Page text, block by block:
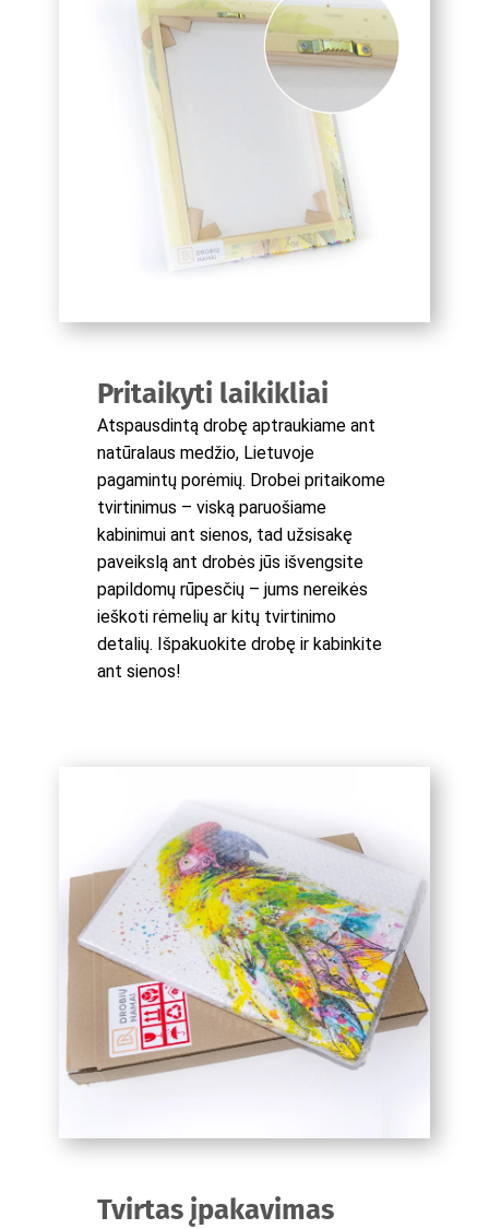
Pritaikyti laikikliai
Atspausdintą drobę aptraukiame ant
natūralaus medžio, Lietuvoje
pagamintų porėmių. Drobei pritaikome
tvirtinimus – viską paruošiame
kabinimui ant sienos, tad užsisakę
paveikslą ant drobės jūs išvengsite
papildomų rūpesčių – jums nereikės
ieškoti rėmelių ar kitų tvirtinimo
detalių. Išpakuokite drobę ir kabinkite
ant sienos!
Tvirtas įpakavimas